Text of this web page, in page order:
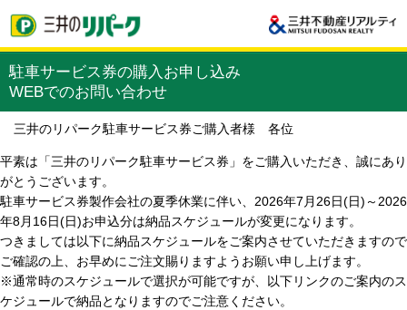
駐車サービス券の購入お申し込み
WEBでのお問い合わせ
三井のリパーク駐車サービス券ご購入者様 各位
平素は「三井のリパーク駐車サービス券」をご購入いただき、誠にあり
がとうございます。
駐車サービス券製作会社の夏季休業に伴い、2026年7月26日(日)～2026
年8月16日(日)お申込分は納品スケジュールが変更になります。
つきましては以下に納品スケジュールをご案内させていただきますので
ご確認の上、お早めにご注文賜りますようお願い申し上げます。
※通常時のスケジュールで選択が可能ですが、以下リンクのご案内のス
ケジュールで納品となりますのでご注意ください。